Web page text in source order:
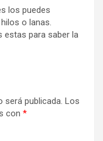
los puedes
o lanas.
estas para saber la
publicada. Los
con *